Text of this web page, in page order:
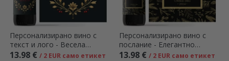
Персонализирано вино с
текст и лого - Весела
Коледа!
13.98 € / 2 EUR само етикет
Персонализирано вино с
послание - Елегантно
Коледа
13.98 € / 2 EUR само етикет